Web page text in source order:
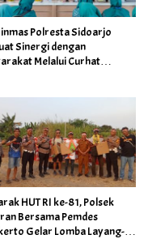
Polresta Sidoarjo
Sinergi dengan
Melalui Curhat
HUT RI ke-81, Polsek
Bersama Pemdes
Gelar Lomba Layang-